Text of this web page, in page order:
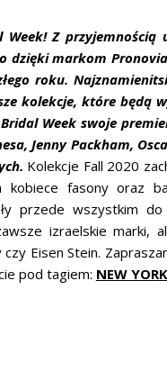
Z przyjemnością
markom
roku.
kolekcje, które będą
Week swoje
Jenny Packham,
Kolekcje Fall 2020
kobiece fasony oraz
przede wszystkim
izraelskie marki,
Eisen Stein.
pod tagiem: NEW